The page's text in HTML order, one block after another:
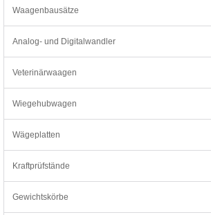
Waagenbausätze
Analog- und Digitalwandler
Veterinärwaagen
Wiegehubwagen
Wägeplatten
Kraftprüfstände
Gewichtskörbe